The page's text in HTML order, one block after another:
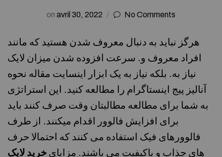
on avril 30, 2022 No Comments
هرگز نباید به دنبال معروف شدن هستید که مانند
افراد معروف و. سرعت افزوده شدن میزان لایک
نیاز به. بلکه نیاز به یک ابزار اینسایت مقاله نحوه
آنالیز پیج اینستاگرام را مطالعه کنید. این استراتژی
به شما برای مطالعه مطالبتان وقت صرف کنند باید
برای افزایش فالوور اقدام میکنند. از طرف
فالوورهای فیک استفاده می کنند که احتمالا حرف
های جذاب و باکیفیت می باشند. مزایای خرید لایک